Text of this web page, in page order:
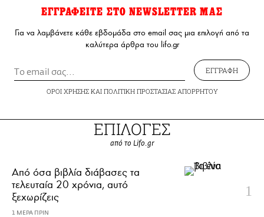
ΕΓΓΡΑΦΕΙΤΕ ΣΤΟ NEWSLETTER ΜΑΣ
Για να λαμβάνετε κάθε εβδομάδα στο email σας μια επιλογή από τα
καλύτερα άρθρα του lifo.gr
ΕΓΓΡΑΦΗ
ΟΡΟΙ ΧΡΗΣΗΣΚΑΙ ΠΟΛΙΤΙΚΗ ΠΡΟΣΤΑΣΙΑΣ ΑΠΟΡΡΗΤΟΥ
ΕΠΙΛΟΓΕΣ
από το Lifo.gr
Από όσα βιβλία διάβασες τα
τελευταία 20 χρόνια, αυτό
ξεχωρίζεις
1 ΜΕΡΑ ΠΡΙΝ